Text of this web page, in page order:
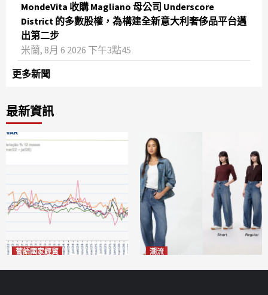
MondeVita 收購 Magliano 母公司 Underscore
District 的多數股權，為構建全新意大利奢侈品平台邁
出第二步
米蘭, 8月 6 2026 下午3點45
更多新聞
最新資訊
葡語國家經貿 潮流